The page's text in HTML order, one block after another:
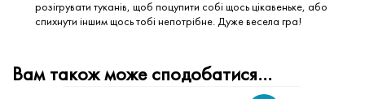
розігрувати туканів, щоб поцупити собі щось цікавеньке, або
спихнути іншим щось тобі непотрібне. Дуже весела гра!
Вам також може сподобатися…